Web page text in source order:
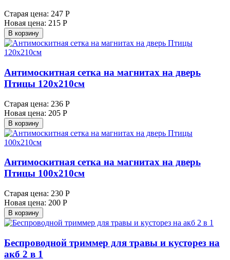
Старая цена: 247 Р
Новая цена: 215 Р
В корзину
Антимоскитная сетка на магнитах на дверь
Птицы 120х210см
Старая цена: 236 Р
Новая цена: 205 Р
В корзину
Антимоскитная сетка на магнитах на дверь
Птицы 100х210см
Старая цена: 230 Р
Новая цена: 200 Р
В корзину
Беспроводной триммер для травы и кусторез на
акб 2 в 1